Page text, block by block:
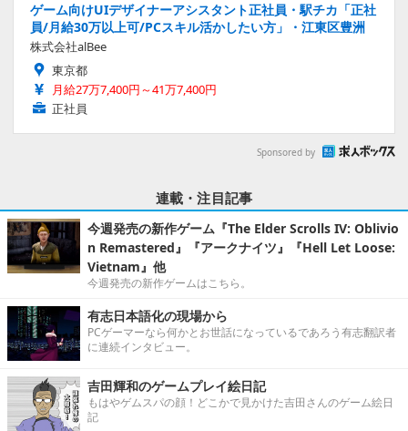
ゲーム向けUIデザイナーアシスタント正社員・駅チカ「正社
員/月給30万以上可/PCスキル活かしたい方」・江東区豊洲
株式会社alBee
東京都
月給27万7,400円～41万7,400円
正社員
Sponsored by
連載・注目記事
今週発売の新作ゲーム『The Elder Scrolls IV: Oblivio
n Remastered』『アークナイツ』『Hell Let Loose:
Vietnam』他
今週発売の新作ゲームはこちら。
有志日本語化の現場から
PCゲーマーなら何かとお世話になっているであろう有志翻訳者
に連続インタビュー。
吉田輝和のゲームプレイ絵日記
もはやゲムスパの顔！どこかで見かけた吉田さんのゲーム絵日
記